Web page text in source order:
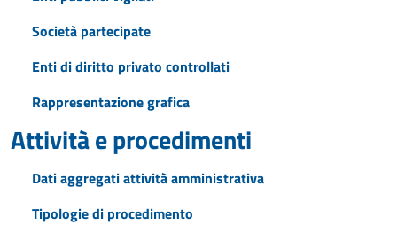
Società partecipate
Enti di diritto privato controllati
Rappresentazione grafica
Attività e procedimenti
Dati aggregati attività amministrativa
Tipologie di procedimento